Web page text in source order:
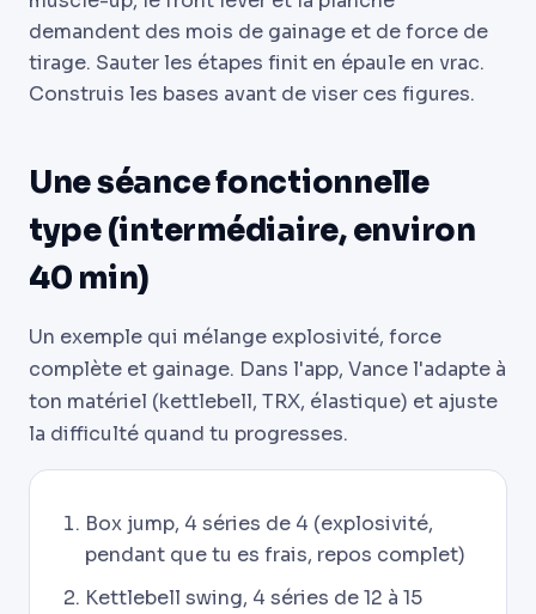
demandent des mois de gainage et de force de
tirage. Sauter les étapes finit en épaule en vrac.
Construis les bases avant de viser ces figures.
Une séance fonctionnelle
type (intermédiaire, environ
40 min)
Un exemple qui mélange explosivité, force
complète et gainage. Dans l'app, Vance l'adapte à
ton matériel (kettlebell, TRX, élastique) et ajuste
la difficulté quand tu progresses.
Box jump, 4 séries de 4 (explosivité,
pendant que tu es frais, repos complet)
Kettlebell swing, 4 séries de 12 à 15